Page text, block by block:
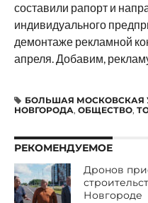
составили рапорт и
индивидуального
демонтаже рекламной
апреля. Добавим,
БОЛЬШАЯ МОСКОВСКАЯ
НОВГОРОДА, ОБЩЕСТВО,
РЕКОМЕНДУЕМОЕ
Дронов
Новгороде